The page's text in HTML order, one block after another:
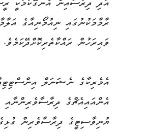
އަދި ދިރާސާއިން އެނގޭކަމަކީ
ރާމާމަކުނުގައި ނިއުމޯނިއާގެ
ވައިރަހުން ރައްކާތެރިކޮށްދޭކަމެވެ.
އެމެރިކާގެ ނެޝަނަލް
އެންއައިއެޗްގެ ދިރާސާވެރިންނާއި
ޔުނިވާސިޓީގެ ދިރާސާވެރިން